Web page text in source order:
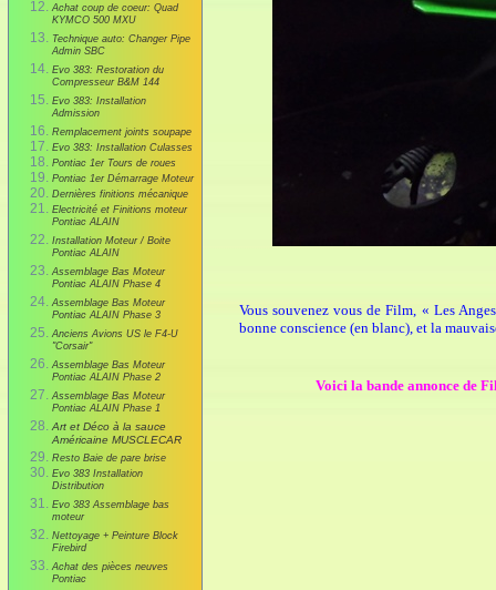
Achat coup de coeur: Quad
KYMCO 500 MXU
Technique auto: Changer Pipe
Admin SBC
Evo 383: Restoration du
Compresseur B&M 144
Evo 383: Installation
Admission
Remplacement joints soupape
Evo 383: Installation Culasses
Pontiac 1er Tours de roues
Pontiac 1er Démarrage Moteur
Dernières finitions mécanique
Electricité et Finitions moteur
Pontiac ALAIN
Installation Moteur / Boite
Pontiac ALAIN
Assemblage Bas Moteur
Pontiac ALAIN Phase 4
Assemblage Bas Moteur
Pontiac ALAIN Phase 3
Anciens Avions US le F4-U
"Corsair"
Assemblage Bas Moteur
Pontiac ALAIN Phase 2
Assemblage Bas Moteur
Pontiac ALAIN Phase 1
Art et Déco à la sauce
Américaine MUSCLECAR
Resto Baie de pare brise
Evo 383 Installation
Distribution
Evo 383 Assemblage bas
moteur
Nettoyage + Peinture Block
Firebird
Achat des pièces neuves
Pontiac
Vous souvenez vous de Film, « Les
bonne conscience (en blanc), et la
Voici la bande annonce de